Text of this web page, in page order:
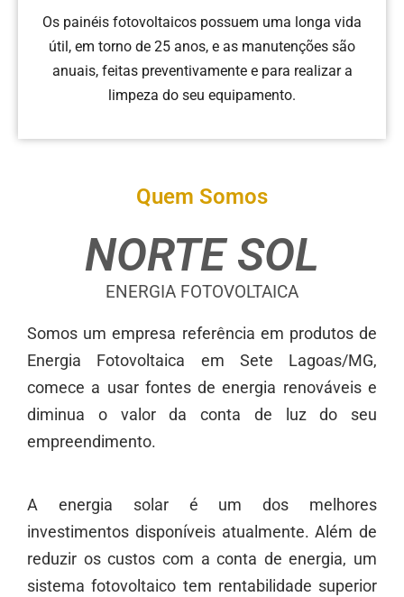
Os painéis fotovoltaicos possuem uma longa vida
útil, em torno de 25 anos, e as manutenções são
anuais, feitas preventivamente e para realizar a
limpeza do seu equipamento.
Quem Somos
NORTE SOL
ENERGIA FOTOVOLTAICA
Somos um empresa referência em produtos de
Energia Fotovoltaica em Sete Lagoas/MG,
comece a usar fontes de energia renováveis e
diminua o valor da conta de luz do seu
empreendimento.
A energia solar é um dos melhores
investimentos disponíveis atualmente. Além de
reduzir os custos com a conta de energia, um
sistema fotovoltaico tem rentabilidade superior